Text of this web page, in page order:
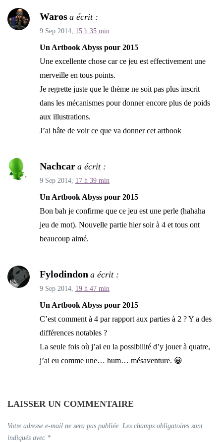
Waros a écrit :
9 Sep 2014, 15 h 35 min
Un Artbook Abyss pour 2015
Une excellente chose car ce jeu est effectivement une
merveille en tous points.
Je regrette juste que le thème ne soit pas plus inscrit
dans les mécanismes pour donner encore plus de poids
aux illustrations.
J’ai hâte de voir ce que va donner cet artbook
Nachcar a écrit :
9 Sep 2014, 17 h 39 min
Un Artbook Abyss pour 2015
Bon bah je confirme que ce jeu est une perle (hahaha
jeu de mot). Nouvelle partie hier soir à 4 et tous ont
beaucoup aimé.
Fylodindon a écrit :
9 Sep 2014, 19 h 47 min
Un Artbook Abyss pour 2015
C’est comment à 4 par rapport aux parties à 2 ? Y a des
différences notables ?
La seule fois où j’ai eu la possibilité d’y jouer à quatre,
j’ai eu comme une… hum… mésaventure. 😀
LAISSER UN COMMENTAIRE
Votre adresse e-mail ne sera pas publiée. Les champs obligatoires sont
indiqués avec *